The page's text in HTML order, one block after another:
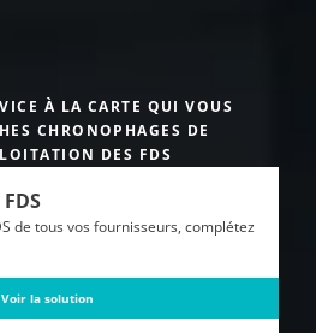
À LA CARTE QUI VOUS
CHRONOPHAGES DE
DES FDS
de tous vos fournisseurs, complétez
Voir la solution